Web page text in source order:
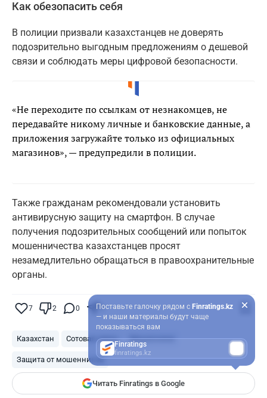
Как обезопасить себя
В полиции призвали казахстанцев не доверять
подозрительно выгодным предложениям о дешевой
связи и соблюдать меры цифровой безопасности.
«Не переходите по ссылкам от незнакомцев, не
передавайте никому личные и банковские данные, а
приложения загружайте только из официальных
магазинов», — предупредили в полиции.
Также гражданам рекомендовали установить
антивирусную защиту на смартфон. В случае
получения подозрительных сообщений или попыток
мошенничества казахстанцев просят
незамедлительно обращаться в правоохранительные
органы.
7 2 0 5
Казахстан Сотовая связь Мошенники
Защита от мошенников
Читать Finratings в Google
Поставьте галочку рядом с Finratings.kz
— и наши материалы будут чаще
показываться вам
Finratings
finratings.kz